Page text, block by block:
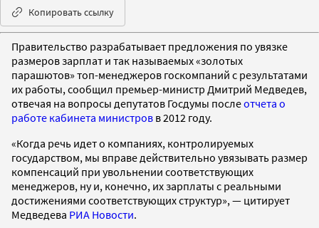
Копировать ссылку
Правительство разрабатывает предложения по увязке
размеров зарплат и так называемых «золотых
парашютов» топ-менеджеров госкомпаний с результатами
их работы, сообщил премьер-министр Дмитрий Медведев,
отвечая на вопросы депутатов Госдумы послеотчета о
работе кабинета министров в 2012 году.
«Когда речь идет о компаниях, контролируемых
государством, мы вправе действительно увязывать размер
компенсаций при увольнении соответствующих
менеджеров, ну и, конечно, их зарплаты с реальными
достижениями соответствующих структур», — цитирует
Медведева РИА Новости.